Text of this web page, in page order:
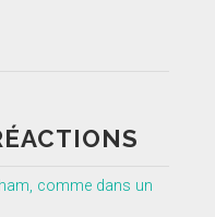
comme dans un